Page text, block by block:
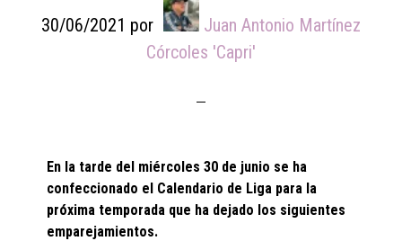
30/06/2021 por
Juan Antonio Martínez
Córcoles 'Capri'
En la tarde del miércoles 30 de junio se ha
confeccionado el Calendario de Liga para la
próxima temporada que ha dejado los siguientes
emparejamientos.